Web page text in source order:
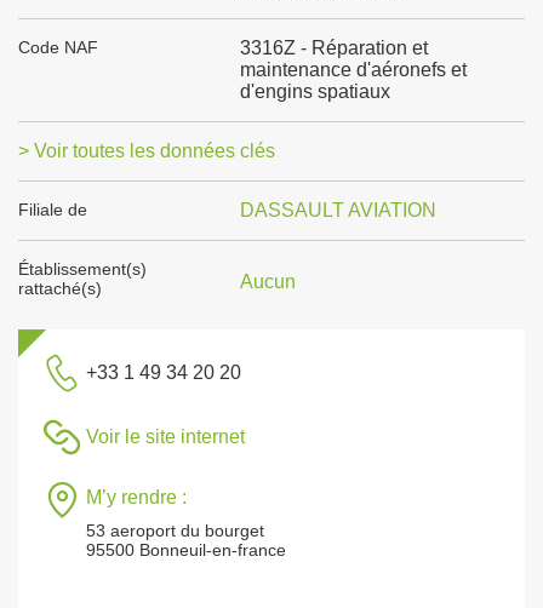
Code NAF
3316Z - Réparation et
maintenance d'aéronefs et
d'engins spatiaux
> Voir toutes les données clés
Filiale de DASSAULT AVIATION
Établissement(s)
rattaché(s)
Aucun
+33 1 49 34 20 20
Voir le site internet
M’y rendre :
53 aeroport du bourget
95500 Bonneuil-en-france